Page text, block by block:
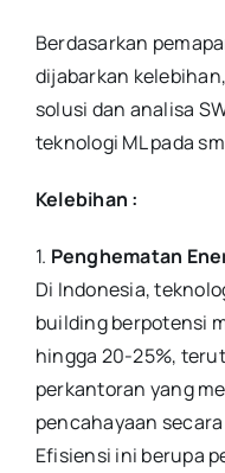
Berdasarkan
dijabarkan
solusi dan analisa
teknologi ML pada
Kelebihan :
1. Penghematan
Di Indonesia,
building berpotensi
hingga 20-25%,
perkantoran yang
pencahayaan
Efisiensi ini berupa